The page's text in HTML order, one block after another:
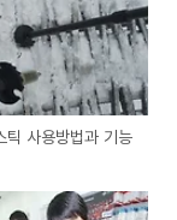
틱 사용방법과 기능